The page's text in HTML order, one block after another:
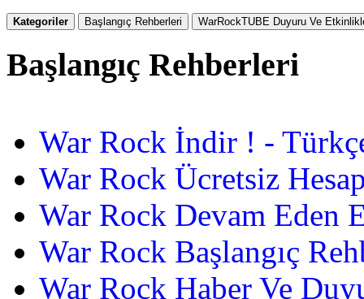
Kategoriler Başlangıç Rehberleri WarRockTUBE Duyuru Ve
Başlangıç Rehberleri
War Rock İndir ! -
War Rock Ücretsiz
War Rock Devam Eden
War Rock Başlangıç
War Rock Haber Ve